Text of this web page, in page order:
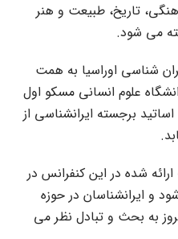
تاریخ، طبیعت و هنر
شناسی اوراسیا به همت
علوم انسانی مسکو اول
برجسته ایرانشناسی از
شده در این کنفرانس در
ایرانشناسان در حوزه
به بحث و تبادل نظر می